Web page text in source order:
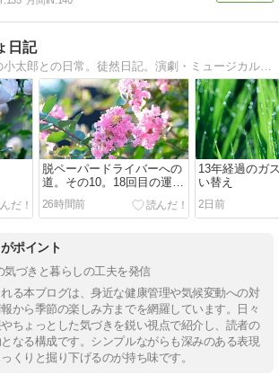
日記
癒し犬チワワの小太郎との日常。徒然日記。演劇・ミュージカル、テレビ、読書、アート、料理、写真、Macな日記。
脱ペーパードライバーへの
道。その10。18回目の運転
編。
26時間前
13年経過のガ
い替え
2日前
ポイント
気づきと暮らしの工夫を発信
る本ブログは、身近な健康管理や気候変動への対
から季節の楽しみ方までを網羅しています。日々
ちょっとした気づきを鋭い視点で紹介し、読者の
なる構成です。シンプルながらも深みのある表現
くりと掘り下げるのが持ち味です。